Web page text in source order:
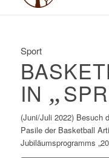
Sport
IN „
(Juni/Juli 2022) Besuch
Pasile der Basketball
Jubiläumsprogramms